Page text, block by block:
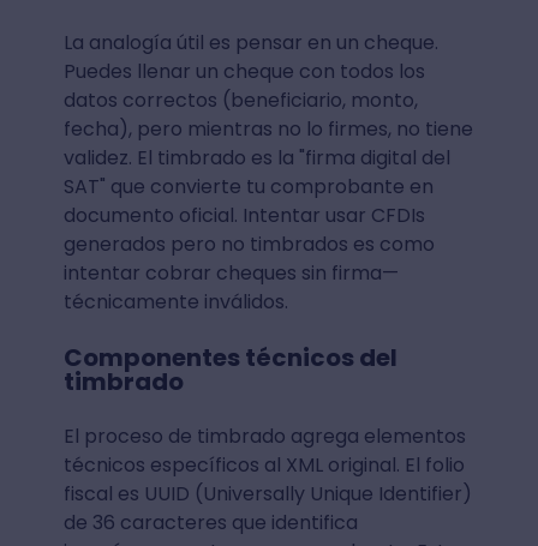
La analogía útil es pensar en un cheque.
Puedes llenar un cheque con todos los
datos correctos (beneficiario, monto,
fecha), pero mientras no lo firmes, no tiene
validez. El timbrado es la "firma digital del
SAT" que convierte tu comprobante en
documento oficial. Intentar usar CFDIs
generados pero no timbrados es como
intentar cobrar cheques sin firma—
técnicamente inválidos.
Componentes técnicos del
timbrado
El proceso de timbrado agrega elementos
técnicos específicos al XML original. El folio
fiscal es UUID (Universally Unique Identifier)
de 36 caracteres que identifica